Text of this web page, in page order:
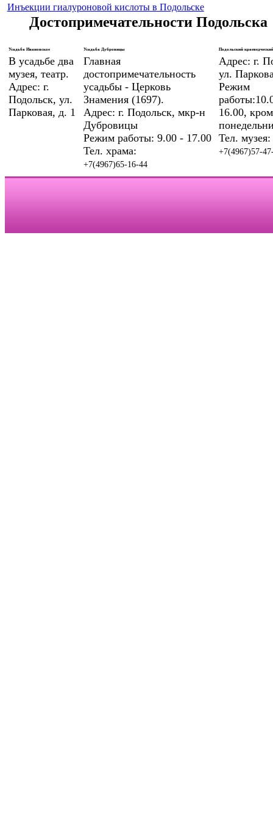
Инъекции гиалуроновой кислоты в Подольске
Достопримечательности Подольска
Усадьба Ивановское
В усадьбе два
музея, театр.
Адрес: г.
Подольск, ул.
Парковая, д. 1
Усадьба Дубровицы
Главная
достопримечательность
усадьбы - Церковь
Знамения (1697).
Адрес: г. Подольск, мкр-н
Дубровицы
Режим работы: 9.00 - 17.00
Тел. храма:
+7(4967)65-16-44
Подольский
Адрес: г.
ул.
Режим
16.00,
Тел. музея:
+7(4967)57-